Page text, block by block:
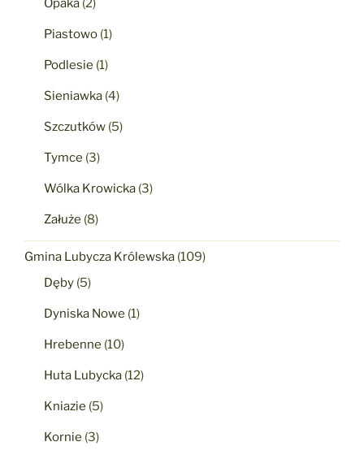
Opaka (2)
Piastowo (1)
Podlesie (1)
Sieniawka (4)
Szczutków (5)
Tymce (3)
Wólka Krowicka (3)
Załuże (8)
Gmina Lubycza Królewska (109)
Dęby (5)
Dyniska Nowe (1)
Hrebenne (10)
Huta Lubycka (12)
Kniazie (5)
Kornie (3)